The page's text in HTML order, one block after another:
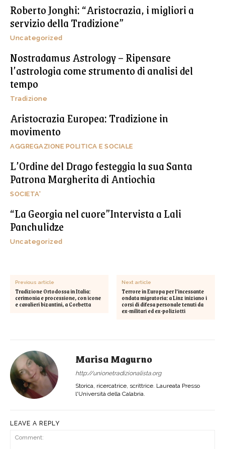
Roberto Jonghi: “Aristocrazia, i migliori a
servizio della Tradizione”
Uncategorized
Nostradamus Astrology – Ripensare
l’astrologia come strumento di analisi del
tempo
Tradizione
Aristocrazia Europea: Tradizione in
movimento
AGGREGAZIONE POLITICA E SOCIALE
L’Ordine del Drago festeggia la sua Santa
Patrona Margherita di Antiochia
SOCIETA'
“La Georgia nel cuore”Intervista a Lali
Panchulidze
Uncategorized
Previous article
Tradizione Ortodossa in Italia:
cerimonia e processione, con icone
e cavalieri bizantini, a Corbetta
Next article
Terrore in Europa per l’incessante
ondata migratoria: a Linz iniziano i
corsi di difesa personale tenuti da
ex-militari ed ex-poliziotti
Marisa Magurno
http://unionetradizionalista.org
Storica, ricercatrice, scrittrice. Laureata Presso
l'Università della Calabria.
LEAVE A REPLY